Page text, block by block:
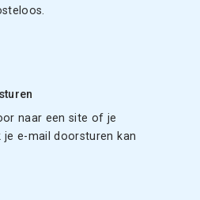
naar een site of je
e-mail doorsturen kan